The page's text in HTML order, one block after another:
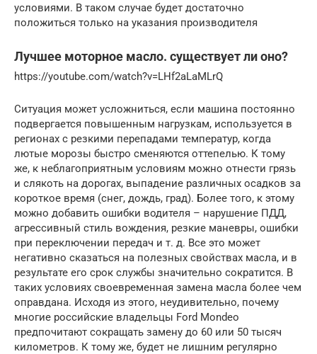
условиями. В таком случае будет достаточно
положиться только на указания производителя
Лучшее моторное масло. существует ли оно?
https://youtube.com/watch?v=LHf2aLaMLrQ
Ситуация может усложниться, если машина постоянно
подвергается повышенным нагрузкам, используется в
регионах с резкими перепадами температур, когда
лютые морозы быстро сменяются оттепелью. К тому
же, к неблагоприятным условиям можно отнести грязь
и слякоть на дорогах, выпадение различных осадков за
короткое время (снег, дождь, град). Более того, к этому
можно добавить ошибки водителя – нарушение ПДД,
агрессивный стиль вождения, резкие маневры, ошибки
при переключении передач и т. д. Все это может
негативно сказаться на полезных свойствах масла, и в
результате его срок службы значительно сократится. В
таких условиях своевременная замена масла более чем
оправдана. Исходя из этого, неудивительно, почему
многие российские владельцы Ford Mondeo
предпочитают сокращать замену до 60 или 50 тысяч
километров. К тому же, будет не лишним регулярно